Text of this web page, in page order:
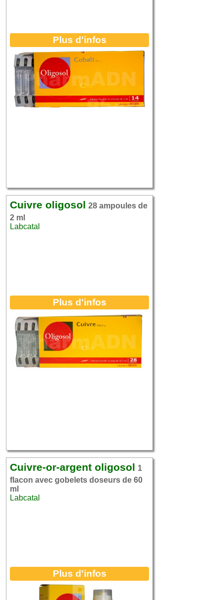
Plus d'infos
Cuivre oligosol 28 ampoules de
2 ml
Labcatal
Plus d'infos
Cuivre-or-argent oligosol 1
flacon avec gobelets doseurs de 60
ml
Labcatal
Plus d'infos